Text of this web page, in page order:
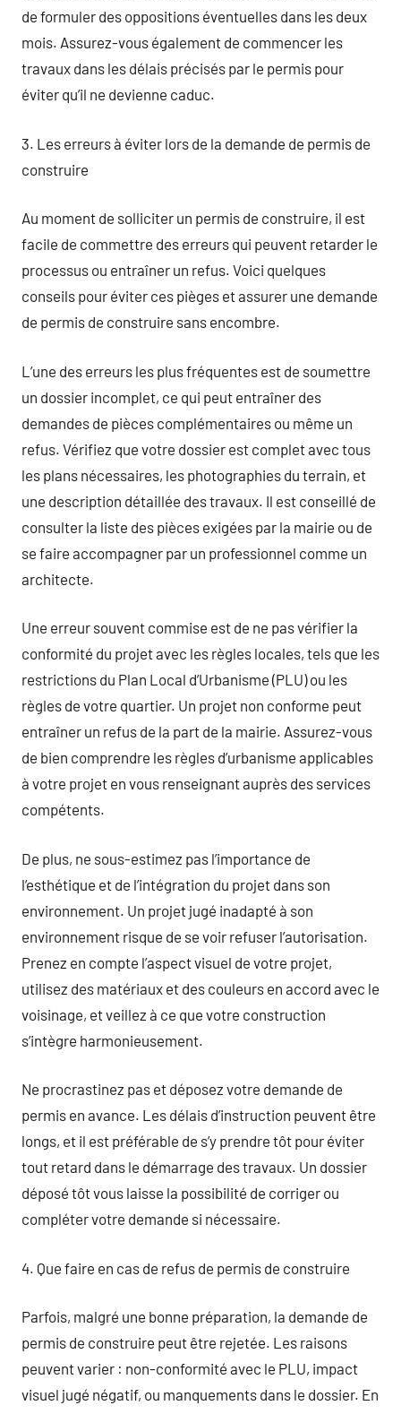
de formuler des oppositions éventuelles dans les deux
mois. Assurez-vous également de commencer les
travaux dans les délais précisés par le permis pour
éviter qu’il ne devienne caduc.
3. Les erreurs à éviter lors de la demande de permis de
construire
Au moment de solliciter un permis de construire, il est
facile de commettre des erreurs qui peuvent retarder le
processus ou entraîner un refus. Voici quelques
conseils pour éviter ces pièges et assurer une demande
de permis de construire sans encombre.
L’une des erreurs les plus fréquentes est de soumettre
un dossier incomplet, ce qui peut entraîner des
demandes de pièces complémentaires ou même un
refus. Vérifiez que votre dossier est complet avec tous
les plans nécessaires, les photographies du terrain, et
une description détaillée des travaux. Il est conseillé de
consulter la liste des pièces exigées par la mairie ou de
se faire accompagner par un professionnel comme un
architecte.
Une erreur souvent commise est de ne pas vérifier la
conformité du projet avec les règles locales, tels que les
restrictions du Plan Local d’Urbanisme (PLU) ou les
règles de votre quartier. Un projet non conforme peut
entraîner un refus de la part de la mairie. Assurez-vous
de bien comprendre les règles d’urbanisme applicables
à votre projet en vous renseignant auprès des services
compétents.
De plus, ne sous-estimez pas l’importance de
l’esthétique et de l’intégration du projet dans son
environnement. Un projet jugé inadapté à son
environnement risque de se voir refuser l’autorisation.
Prenez en compte l’aspect visuel de votre projet,
utilisez des matériaux et des couleurs en accord avec le
voisinage, et veillez à ce que votre construction
s’intègre harmonieusement.
Ne procrastinez pas et déposez votre demande de
permis en avance. Les délais d’instruction peuvent être
longs, et il est préférable de s’y prendre tôt pour éviter
tout retard dans le démarrage des travaux. Un dossier
déposé tôt vous laisse la possibilité de corriger ou
compléter votre demande si nécessaire.
4. Que faire en cas de refus de permis de construire
Parfois, malgré une bonne préparation, la demande de
permis de construire peut être rejetée. Les raisons
peuvent varier : non-conformité avec le PLU, impact
visuel jugé négatif, ou manquements dans le dossier. En